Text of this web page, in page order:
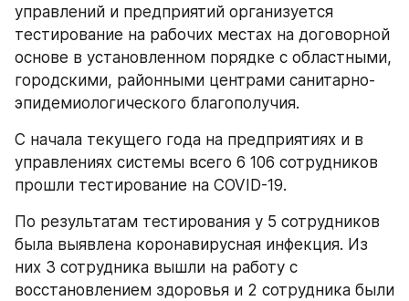
управлений и предприятий организуется
тестирование на рабочих местах на договорной
основе в установленном порядке с областными,
городскими, районными центрами санитарно-
эпидемиологического благополучия.
С начала текущего года на предприятиях и в
управлениях системы всего 6 106 сотрудников
прошли тестирование на COVID-19.
По результатам тестирования у 5 сотрудников
была выявлена коронавирусная инфекция. Из
них 3 сотрудника вышли на работу с
восстановлением здоровья и 2 сотрудника были